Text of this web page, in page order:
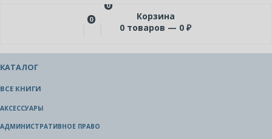
0
0
Корзина
0 товаров — 0 ₽
КАТАЛОГ
ВСЕ КНИГИ
АКСЕССУАРЫ
АДМИНИСТРАТИВНОЕ ПРАВО